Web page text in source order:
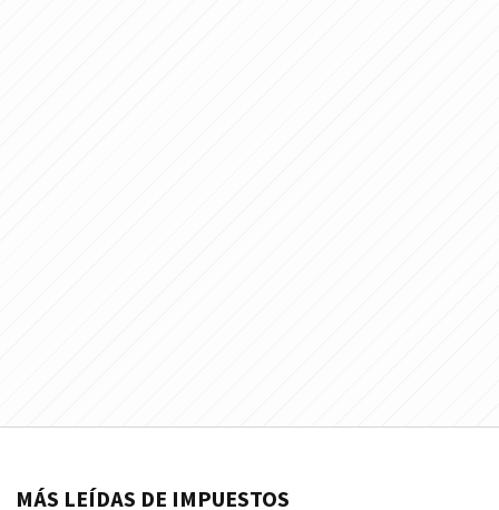
MÁS LEÍDAS DE IMPUESTOS